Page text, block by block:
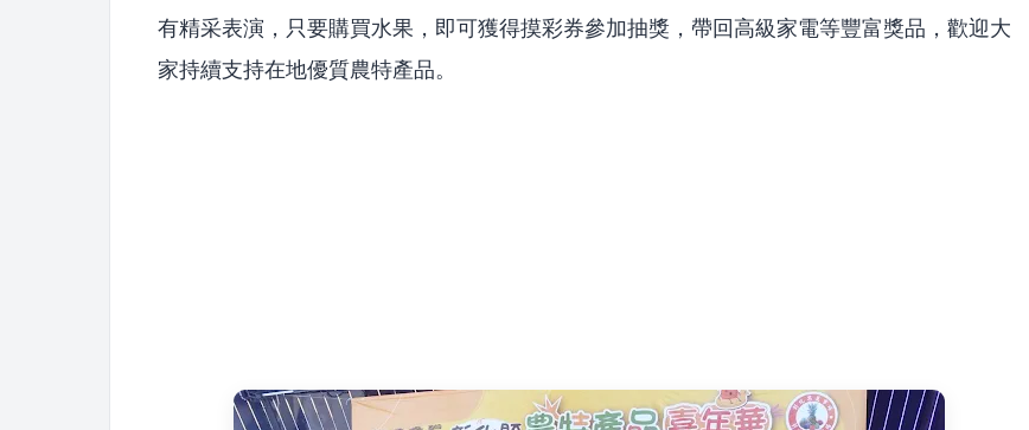
有精采表演，只要購買水果，即可獲得摸彩券參加抽獎，帶回高級家電等豐富獎品，歡迎大
家持續支持在地優質農特產品。